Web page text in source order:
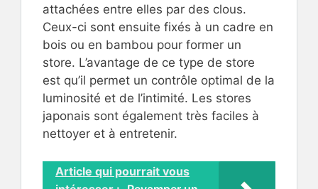
attachées entre elles par des clous.
Ceux-ci sont ensuite fixés à un cadre en
bois ou en bambou pour former un
store. L’avantage de ce type de store
est qu’il permet un contrôle optimal de la
luminosité et de l’intimité. Les stores
japonais sont également très faciles à
nettoyer et à entretenir.
Article qui pourrait vous